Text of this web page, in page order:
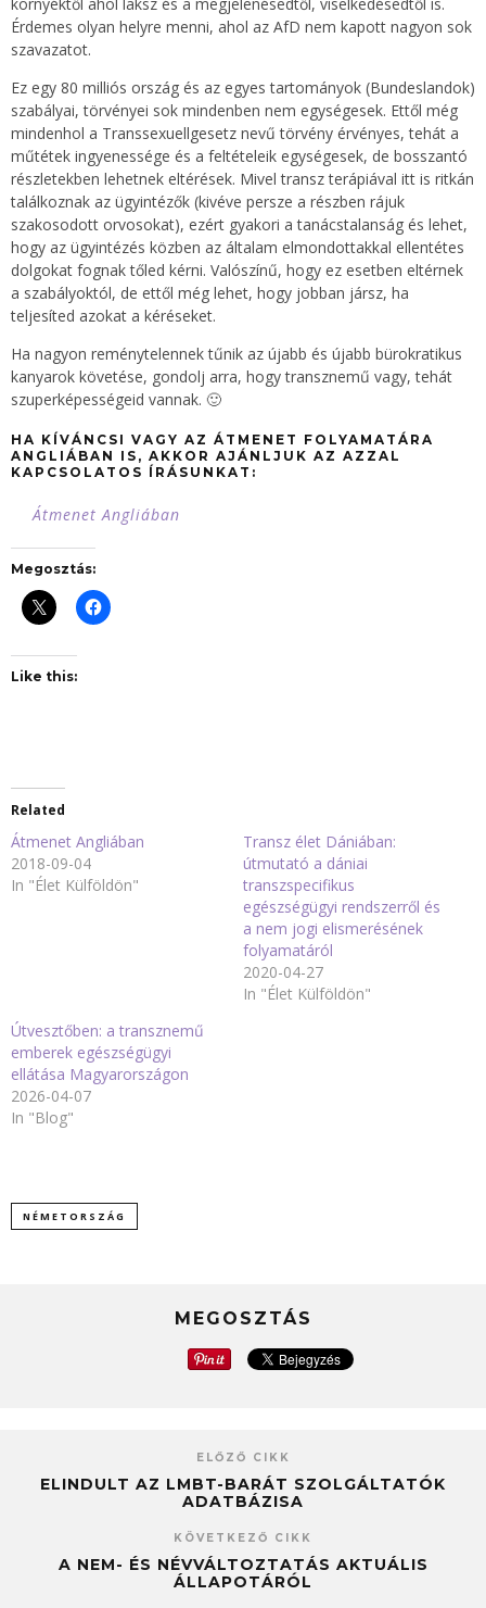
Érdemes olyan helyre menni, ahol az AfD nem kapott nagyon sok
szavazatot.
Ez egy 80 milliós ország és az egyes tartományok (Bundeslandok)
szabályai, törvényei sok mindenben nem egységesek. Ettől még
mindenhol a Transsexuellgesetz nevű törvény érvényes, tehát a
műtétek ingyenessége és a feltételeik egységesek, de bosszantó
részletekben lehetnek eltérések. Mivel transz terápiával itt is ritkán
találkoznak az ügyintézők (kivéve persze a részben rájuk
szakosodott orvosokat), ezért gyakori a tanácstalanság és lehet,
hogy az ügyintézés közben az általam elmondottakkal ellentétes
dolgokat fognak tőled kérni. Valószínű, hogy ez esetben eltérnek
a szabályoktól, de ettől még lehet, hogy jobban jársz, ha
teljesíted azokat a kéréseket.
Ha nagyon reménytelennek tűnik az újabb és újabb bürokratikus
kanyarok követése, gondolj arra, hogy transznemű vagy, tehát
szuperképességeid vannak. 🙂
HA KÍVÁNCSI VAGY AZ ÁTMENET FOLYAMATÁRA
ANGLIÁBAN IS, AKKOR AJÁNLJUK AZ AZZAL
KAPCSOLATOS ÍRÁSUNKAT:
Átmenet Angliában
Megosztás:
Like this:
Related
Átmenet Angliában
2018-09-04
In "Élet Külföldön"
Transz élet Dániában:
útmutató a dániai
transzspecifikus
egészségügyi rendszerről és
a nem jogi elismerésének
folyamatáról
2020-04-27
In "Élet Külföldön"
Útvesztőben: a transznemű
emberek egészségügyi
ellátása Magyarországon
2026-04-07
In "Blog"
NÉMETORSZÁG
MEGOSZTÁS
ELŐZŐ CIKK
ELINDULT AZ LMBT-BARÁT SZOLGÁLTATÓK
ADATBÁZISA
KÖVETKEZŐ CIKK
A NEM- ÉS NÉVVÁLTOZTATÁS AKTUÁLIS
ÁLLAPOTÁRÓL